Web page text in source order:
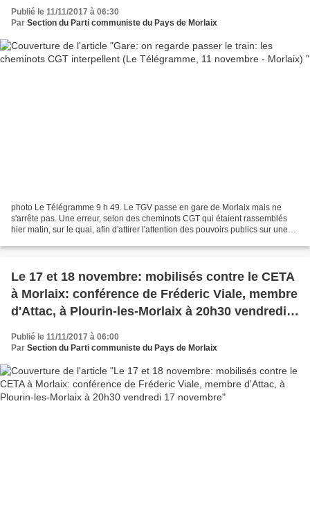
Publié le 11/11/2017 à 06:30
Par Section du Parti communiste du Pays de Morlaix
photo Le Télégramme 9 h 49. Le TGV passe en gare de Morlaix mais ne
s'arrête pas. Une erreur, selon des cheminots CGT qui étaient rassemblés
hier matin, sur le quai, afin d'attirer l'attention des pouvoirs publics sur une
Le 17 et 18 novembre: mobilisés contre le CETA
à Morlaix: conférence de Fréderic Viale, membre
d'Attac, à Plourin-les-Morlaix à 20h30 vendredi
17 novembre
Publié le 11/11/2017 à 06:00
Par Section du Parti communiste du Pays de Morlaix